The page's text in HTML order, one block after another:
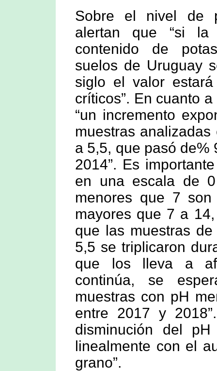
Sobre el nivel de
alertan que “si la
contenido de
suelos de Uruguay
siglo el valor
críticos”. En cuanto
“un incremento
muestras
a 5,5, que pasó de%
2014”. Es
en una escala de
menores que 7
mayores que 7 a
que las muestras
5,5 se triplicaron
que los lleva a
continúa, se
muestras con pH
entre 2017 y
disminución del
linealmente con el
grano”.